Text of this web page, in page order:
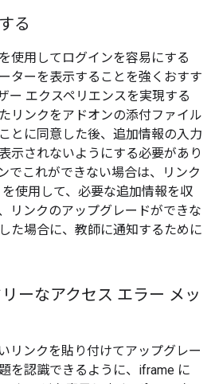
る
使用してログインを容易にする
ターを表示することを強くおすす
ー エクスペリエンスを実現する
リンクをアドオンの添付ファイル
とに同意した後、追加情報の入力
示されないようにする必要があり
でこれができない場合は、リンク
使用して、必要な追加情報を収
リンクのアップグレードができな
た場合に、教師に通知するために
ーなアクセス エラー メッ
リンクを貼り付けてアップグレー
を認識できるように、iframe に